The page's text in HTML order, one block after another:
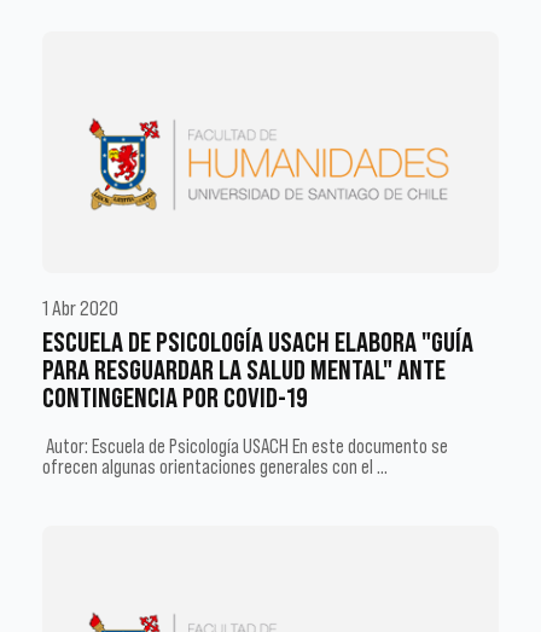
1 Abr 2020
ESCUELA DE PSICOLOGÍA USACH ELABORA "GUÍA
PARA RESGUARDAR LA SALUD MENTAL" ANTE
CONTINGENCIA POR COVID-19
Autor: Escuela de Psicología USACH En este documento se
ofrecen algunas orientaciones generales con el …